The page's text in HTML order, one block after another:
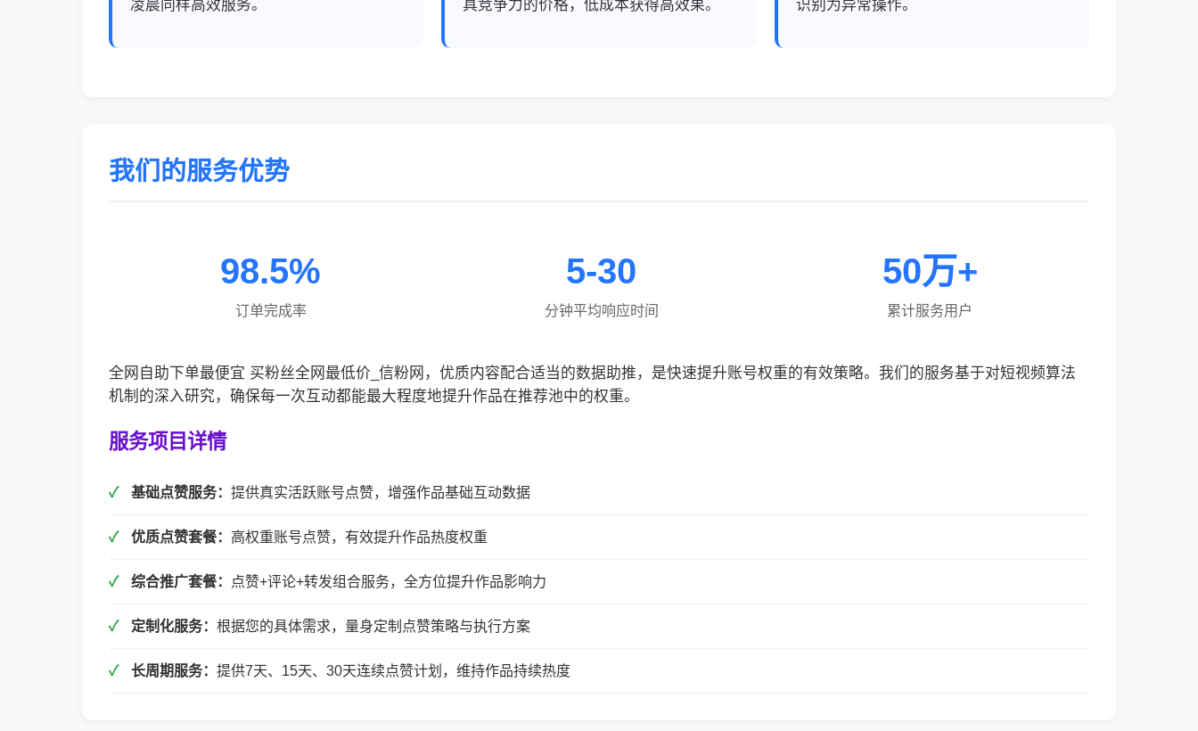
凌晨同样高效服务。
具竞争力的价格，低成本获得高效果。
识别为异常操作。
我们的服务优势
98.5%
订单完成率
5-30
分钟平均响应时间
50万+
累计服务用户
全网自助下单最便宜 买粉丝全网最低价_信粉网，优质内容配合适当的数据助推，是快速提升账号权重的有效策略。我们的服务基于对短视频算法
机制的深入研究，确保每一次互动都能最大程度地提升作品在推荐池中的权重。
服务项目详情
基础点赞服务： 提供真实活跃账号点赞，增强作品基础互动数据
优质点赞套餐： 高权重账号点赞，有效提升作品热度权重
综合推广套餐： 点赞+评论+转发组合服务，全方位提升作品影响力
定制化服务： 根据您的具体需求，量身定制点赞策略与执行方案
长周期服务： 提供7天、15天、30天连续点赞计划，维持作品持续热度